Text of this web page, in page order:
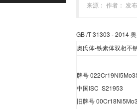
来源： 作者： 发
GB /T 31303 - 2014
奥氏体-铁素体双相不
牌号
中国ISC S21953
旧牌号